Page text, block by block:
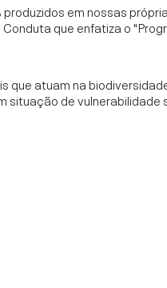
em nossas
que enfatiza o
que atuam na
situação de vulnerabilidade